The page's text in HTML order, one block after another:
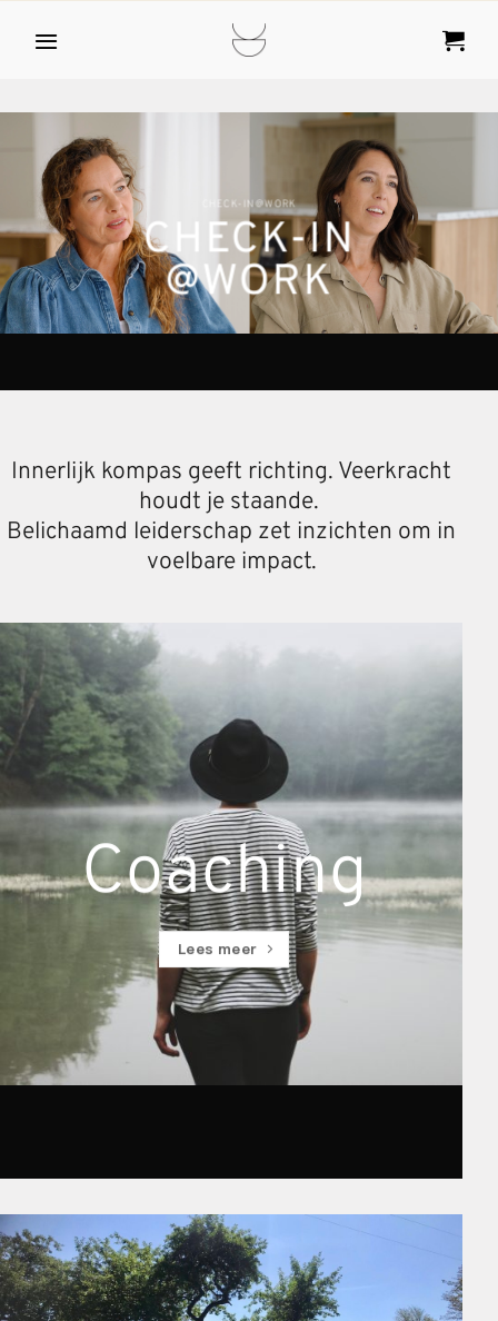
CHECK-IN@WORK
CHECK-IN
@WORK
Innerlijk kompas geeft richting. Veerkracht
houdt je staande.
Belichaamd leiderschap zet inzichten om in
voelbare impact.
Coaching
Lees meer